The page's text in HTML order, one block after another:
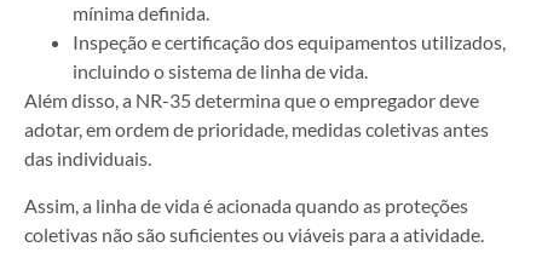
mínima definida.
Inspeção e certificação dos equipamentos utilizados,
incluindo o sistema de linha de vida.
Além disso, a NR-35 determina que o empregador deve
adotar, em ordem de prioridade, medidas coletivas antes
das individuais.
Assim, a linha de vida é acionada quando as proteções
coletivas não são suficientes ou viáveis para a atividade.